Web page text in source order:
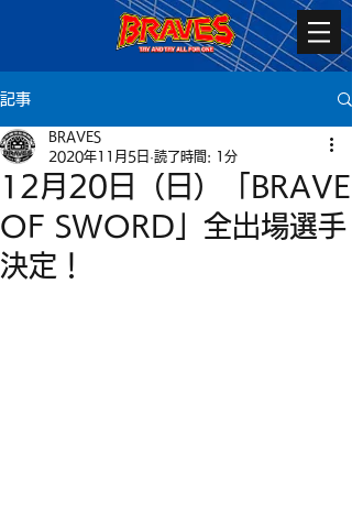
記事
12月20日（日）「BRAVE
OF SWORD」全出場選手
決定！
BRAVES
2020年11月5日 読了時間: 1分